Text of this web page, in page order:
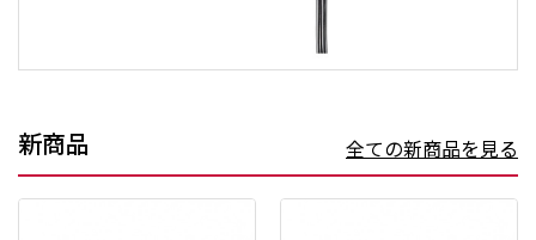
新商品 全ての新商品を見る